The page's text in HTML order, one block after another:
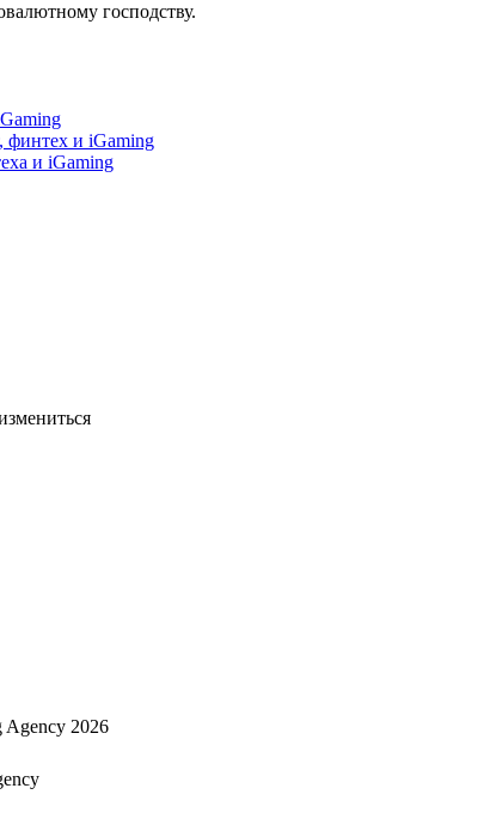
господству.
финтех и iGaming
и iGaming
Agency 2026